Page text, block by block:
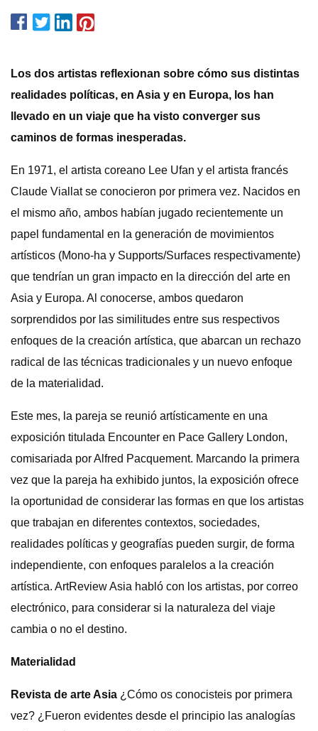
Los dos artistas reflexionan sobre cómo sus distintas
realidades políticas, en Asia y en Europa, los han
llevado en un viaje que ha visto converger sus
caminos de formas inesperadas.
En 1971, el artista coreano Lee Ufan y el artista francés
Claude Viallat se conocieron por primera vez. Nacidos en
el mismo año, ambos habían jugado recientemente un
papel fundamental en la generación de movimientos
artísticos (Mono-ha y Supports/Surfaces respectivamente)
que tendrían un gran impacto en la dirección del arte en
Asia y Europa. Al conocerse, ambos quedaron
sorprendidos por las similitudes entre sus respectivos
enfoques de la creación artística, que abarcan un rechazo
radical de las técnicas tradicionales y un nuevo enfoque
de la materialidad.
Este mes, la pareja se reunió artísticamente en una
exposición titulada Encounter en Pace Gallery London,
comisariada por Alfred Pacquement. Marcando la primera
vez que la pareja ha exhibido juntos, la exposición ofrece
la oportunidad de considerar las formas en que los artistas
que trabajan en diferentes contextos, sociedades,
realidades políticas y geografías pueden surgir, de forma
independiente, con enfoques paralelos a la creación
artística. ArtReview Asia habló con los artistas, por correo
electrónico, para considerar si la naturaleza del viaje
cambia o no el destino.
Materialidad
Revista de arte Asia ¿Cómo os conocisteis por primera
vez? ¿Fueron evidentes desde el principio las analogías